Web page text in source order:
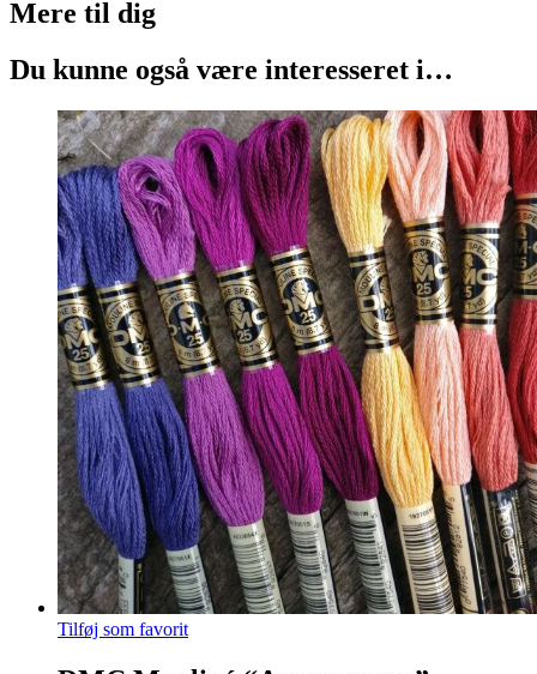
Mere til dig
Du kunne også være interesseret i…
Tilføj som favorit